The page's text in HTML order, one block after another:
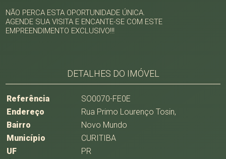
NÃO PERCA ESTA OPORTUNIDADE ÚNICA.
AGENDE SUA VISITA E ENCANTE-SE COM ESTE
EMPREENDIMENTO EXCLUSIVO!!!
DETALHES DO IMÓVEL
Referência
SO0070-FE0E
Endereço
Rua Primo Lourenço Tosin,
Bairro
Novo Mundo
Município
CURITIBA
UF
PR